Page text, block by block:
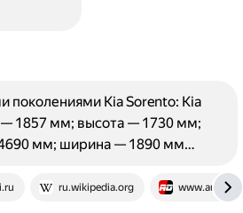
ru.wikipedia.org www.auto-
Kia Sorento: Kia
1857 мм; высота — 1730 мм;
4690 мм; ширина — 1890 мм…